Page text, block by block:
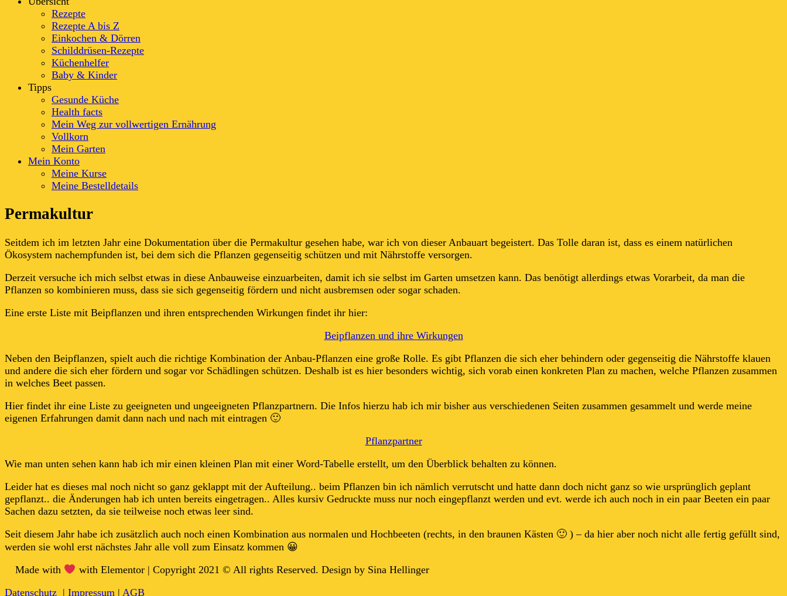
Rezepte
Rezepte A bis Z
Einkochen & Dörren
Schilddrüsen-Rezepte
Küchenhelfer
Baby & Kinder
Tipps
Gesunde Küche
Health facts
Mein Weg zur vollwertigen Ernährung
Vollkorn
Mein Garten
Mein Konto
Meine Kurse
Meine Bestelldetails
Permakultur
Seitdem ich im letzten Jahr eine Dokumentation über die Permakultur gesehen habe, war ich von dieser Anbauart begeistert. Das Tolle daran ist, dass es einem natürlichen
Ökosystem nachempfunden ist, bei dem sich die Pflanzen gegenseitig schützen und mit Nährstoffe versorgen.
Derzeit versuche ich mich selbst etwas in diese Anbauweise einzuarbeiten, damit ich sie selbst im Garten umsetzen kann. Das benötigt allerdings etwas Vorarbeit, da man die
Pflanzen so kombinieren muss, dass sie sich gegenseitig fördern und nicht ausbremsen oder sogar schaden.
Eine erste Liste mit Beipflanzen und ihren entsprechenden Wirkungen findet ihr hier:
Beipflanzen und ihre Wirkungen
Neben den Beipflanzen, spielt auch die richtige Kombination der Anbau-Pflanzen eine große Rolle. Es gibt Pflanzen die sich eher behindern oder gegenseitig die Nährstoffe klauen
und andere die sich eher fördern und sogar vor Schädlingen schützen. Deshalb ist es hier besonders wichtig, sich vorab einen konkreten Plan zu machen, welche Pflanzen zusammen
in welches Beet passen.
Hier findet ihr eine Liste zu geeigneten und ungeeigneten Pflanzpartnern. Die Infos hierzu hab ich mir bisher aus verschiedenen Seiten zusammen gesammelt und werde meine
eigenen Erfahrungen damit dann nach und nach mit eintragen 🙂
Pflanzpartner
Wie man unten sehen kann hab ich mir einen kleinen Plan mit einer Word-Tabelle erstellt, um den Überblick behalten zu können.
Leider hat es dieses mal noch nicht so ganz geklappt mit der Aufteilung.. beim Pflanzen bin ich nämlich verrutscht und hatte dann doch nicht ganz so wie ursprünglich geplant
gepflanzt.. die Änderungen hab ich unten bereits eingetragen.. Alles kursiv Gedruckte muss nur noch eingepflanzt werden und evt. werde ich auch noch in ein paar Beeten ein paar
Sachen dazu setzten, da sie teilweise noch etwas leer sind.
Seit diesem Jahr habe ich zusätzlich auch noch einen Kombination aus normalen und Hochbeeten (rechts, in den braunen Kästen 🙂 ) – da hier aber noch nicht alle fertig gefüllt sind,
werden sie wohl erst nächstes Jahr alle voll zum Einsatz kommen 😀
Made with
with Elementor | Copyright 2021 © All rights Reserved. Design by Sina Hellinger
Datenschutz | Impressum | AGB